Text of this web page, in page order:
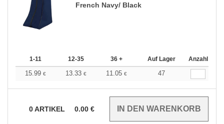
French Navy/ Black
1-11 12-35 36 + Auf Lager Anzahl
15.99 € 13.33 € 11.05 € 47
0ARTIKEL 0.00 €